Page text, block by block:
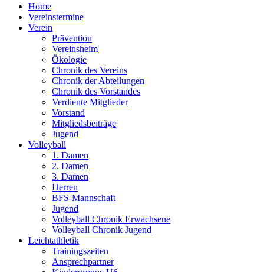
Home
Vereinstermine
Verein
Prävention
Vereinsheim
Ökologie
Chronik des Vereins
Chronik der Abteilungen
Chronik des Vorstandes
Verdiente Mitglieder
Vorstand
Mitgliedsbeiträge
Jugend
Volleyball
1. Damen
2. Damen
3. Damen
Herren
BFS-Mannschaft
Jugend
Volleyball Chronik Erwachsene
Volleyball Chronik Jugend
Leichtathletik
Trainingszeiten
Ansprechpartner